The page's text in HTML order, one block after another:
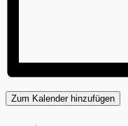
Zum Kalender hinzufügen